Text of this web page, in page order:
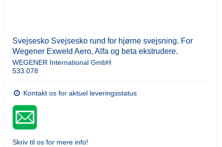
Svejsesko Svejsesko rund for hjørne svejsning. For
Wegener Exweld Aero, Alfa og beta ekstrudere.
WEGENER International GmbH
533.078
Kontakt os for aktuel leveringsstatus
Skriv til os for mere info!